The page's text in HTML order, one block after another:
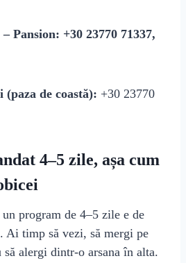
Pansion: +30 23770 71337,
de coastă): +30 23770
4–5 zile, așa cum
program de 4–5 zile e de
Ai timp să vezi, să mergi pe
alergi dintr‑o arsana în alta.